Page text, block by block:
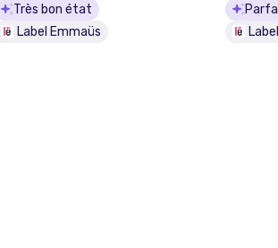
Très bon état
Label Emmaüs